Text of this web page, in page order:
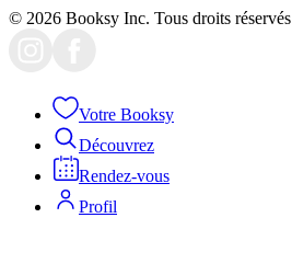
© 2026 Booksy Inc. Tous droits réservés
Votre Booksy
Découvrez
Rendez-vous
Profil